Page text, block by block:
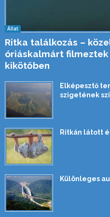
Állat
Ritka találkozás –
óriáskalmárt filmeztek
kikötőben
Elképesztő
szigetének
Ritkán látott
Különleges